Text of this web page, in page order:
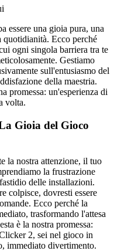
essere una gioia pura, una
Ecco perché
ogni singola barriera tra te
Gestiamo
sull'entusiasmo del
della maestria.
promessa: un'esperienza di
volta.
Gioia del Gioco
la nostra attenzione, il tuo
la frustrazione
delle installazioni.
colpisce, dovresti essere
Ecco perché la
trasformando l'attesa
è la nostra promessa:
2, sei nel gioco in
immediato divertimento.